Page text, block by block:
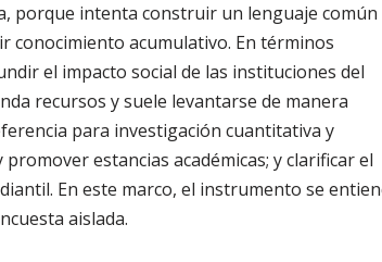
porque intenta construir un lenguaje común
conocimiento acumulativo. En términos
el impacto social de las instituciones del
recursos y suele levantarse de manera
para investigación cuantitativa y
estancias académicas; y clarificar el
En este marco, el instrumento se
aislada.